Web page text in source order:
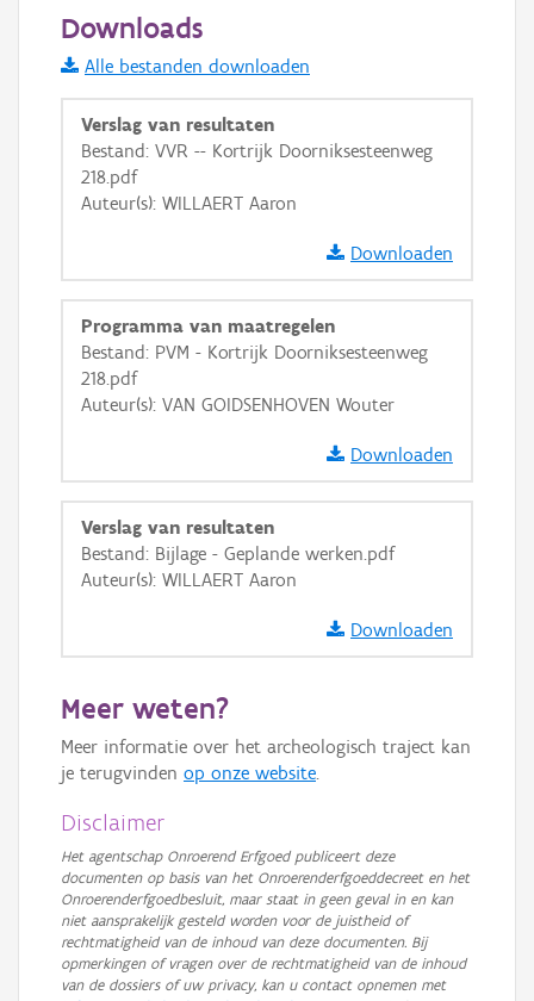
Informatie Vlaanderen
i
+
Basis Lagen
OSM-Basiskaart
GRB-Basiskaart
GRB-Basiskaart in grijswaarden
Downloads
Alle bestanden downloaden
Verslag van resultaten
Bestand: VVR -- Kortrijk Doorniksesteenweg
218.pdf
Auteur(s): WILLAERT Aaron
Downloaden
Programma van maatregelen
Bestand: PVM - Kortrijk Doorniksesteenweg
218.pdf
Auteur(s): VAN GOIDSENHOVEN Wouter
Downloaden
Verslag van resultaten
Bestand: Bijlage - Geplande werken.pdf
Auteur(s): WILLAERT Aaron
Downloaden
Meer weten?
Meer informatie over het archeologisch traject kan
je terugvinden op onze website.
Disclaimer
Het agentschap Onroerend Erfgoed publiceert deze
documenten op basis van het Onroerenderfgoeddecreet en het
Onroerenderfgoedbesluit, maar staat in geen geval in en kan
niet aansprakelijk gesteld worden voor de juistheid of
rechtmatigheid van de inhoud van deze documenten. Bij
opmerkingen of vragen over de rechtmatigheid van de inhoud
van de dossiers of uw privacy, kan u contact opnemen met